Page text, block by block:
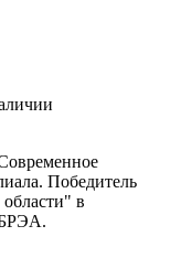
Победитель
в